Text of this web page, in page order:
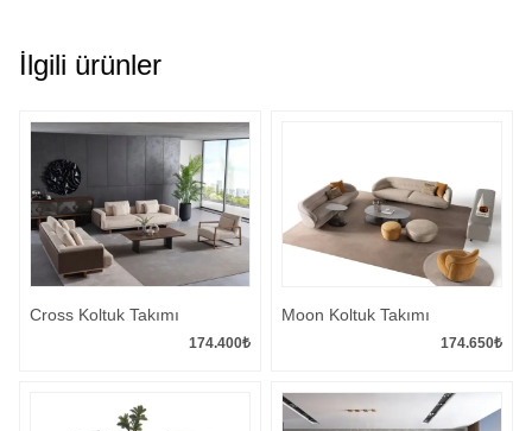
İlgili ürünler
Cross Koltuk Takımı
174.400₺
Moon Koltuk Takımı
174.650₺